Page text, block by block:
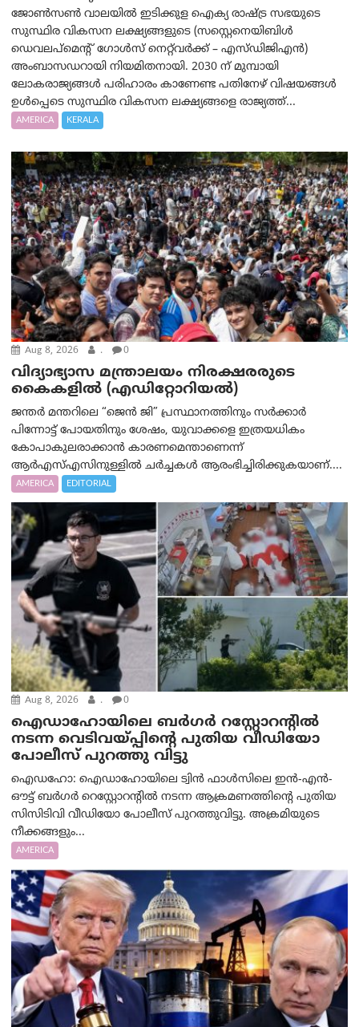
ജോൺസൺ വാലയിൽ ഇടിക്കുള ഐക്യ രാഷ്ട്ര സഭയുടെ
സുസ്ഥിര വികസന ലക്ഷ്യങ്ങളുടെ (സസ്റ്റെനെയിബിൾ
ഡെവലപ്‌മെന്റ് ഗോൾസ് നെറ്റ്‌വർക്ക് – എസ്ഡിജിഎൻ)
അംബാസഡറായി നിയമിതനായി. 2030 ന് മുമ്പായി
ലോകരാജ്യങ്ങൾ പരിഹാരം കാണേണ്ട പതിനേഴ് വിഷയങ്ങൾ
ഉൾപ്പെടെ സുസ്ഥിര വികസന ലക്ഷ്യങ്ങളെ രാജ്യത്ത്...
AMERICA KERALA
Aug 8, 2026 . 0
വിദ്യാഭ്യാസ മന്ത്രാലയം നിരക്ഷരരുടെ
കൈകളിൽ (എഡിറ്റോറിയല്‍)
ജന്തർ മന്തറിലെ “ജെൻ ജി” പ്രസ്ഥാനത്തിനും സർക്കാർ
പിന്നോട്ട് പോയതിനും ശേഷം, യുവാക്കളെ ഇത്രയധികം
കോപാകുലരാക്കാൻ കാരണമെന്താണെന്ന്
ആർ‌എസ്‌എസിനുള്ളിൽ ചർച്ചകൾ ആരംഭിച്ചിരിക്കുകയാണ്....
AMERICA EDITORIAL
Aug 8, 2026 . 0
ഐഡാഹോയിലെ ബർഗർ റസ്റ്റോറന്റിൽ
നടന്ന വെടിവയ്പ്പിന്റെ പുതിയ വീഡിയോ
പോലീസ് പുറത്തു വിട്ടു
ഐഡഹോ: ഐഡാഹോയിലെ ട്വിൻ ഫാൾസിലെ ഇൻ-എൻ-
ഔട്ട് ബർഗർ റെസ്റ്റോറന്റിൽ നടന്ന ആക്രമണത്തിന്റെ പുതിയ
സിസിടിവി വീഡിയോ പോലീസ് പുറത്തുവിട്ടു. അക്രമിയുടെ
നീക്കങ്ങളും...
AMERICA